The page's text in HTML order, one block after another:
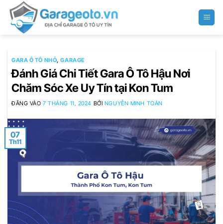
qua
GARA Ô TÔ NHỎ,GARAGE
Đánh Giá Chi Tiết Gara Ô Tô Hậu Nơi
Chăm Sóc Xe Uy Tín tại Kon Tum
ĐĂNG VÀO7 THÁNG 11, 2024 BỞI NGUYỄN MINH TOÀN
07
Th11